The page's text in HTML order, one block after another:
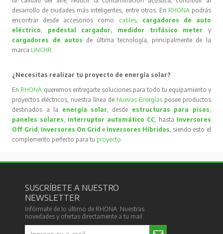
desarrollo de ciudades más inteligentes, entre otros. En RHONA podrás
encontrar desde accesorios como cables, cargadores de auto
eléctrico
pedestal cargador medidor trifásico meter
y
cargadores de autos de última tecnología, principalmente de la
marca LINCHR
¿Necesitas realizar tu proyecto de energía solar?
En RHONA queremos entregarte soluciones para todo tu equipamiento y
proyectos eléctricos, nuestra línea de Nuevas Energíasposee productos
destinados a la energía solar , desde estructuras para pisos
paneles solares
interruptor automático CC, hasta Inversores
Off Grid
Inversores On Grid e Inversores Híbridos , siendo esto el
complemento perfecto para tu proyecto
SUSCRÍBETE A NUESTRO
NEWSLETTER
Infórmate de lo último de RHONA. Nuestras
novedades y ofertas directamente a tu mail.